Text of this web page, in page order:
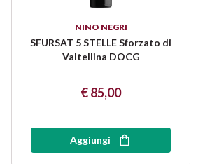
NINO NEGRI
SFURSAT 5 STELLE Sforzato di
Valtellina DOCG
€ 85,00
Aggiungi